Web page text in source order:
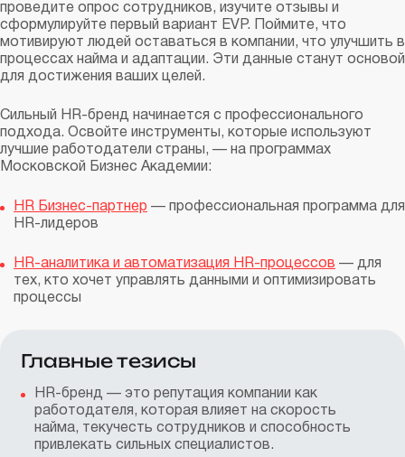
проведите опрос сотрудников, изучите отзывы и
сформулируйте первый вариант EVP. Поймите, что
мотивируют людей оставаться в компании, что улучшить в
процессах найма и адаптации. Эти данные станут основой
для достижения ваших целей.
Сильный HR-бренд начинается с профессионального
подхода. Освойте инструменты, которые используют
лучшие работодатели страны, — на программах
Московской Бизнес Академии:
HR Бизнес-партнер — профессиональная программа для
HR-лидеров
HR-аналитика и автоматизация HR-процессов — для
тех, кто хочет управлять данными и оптимизировать
процессы
Главные тезисы
HR-бренд — это репутация компании как
работодателя, которая влияет на скорость
найма, текучесть сотрудников и способность
привлекать сильных специалистов.